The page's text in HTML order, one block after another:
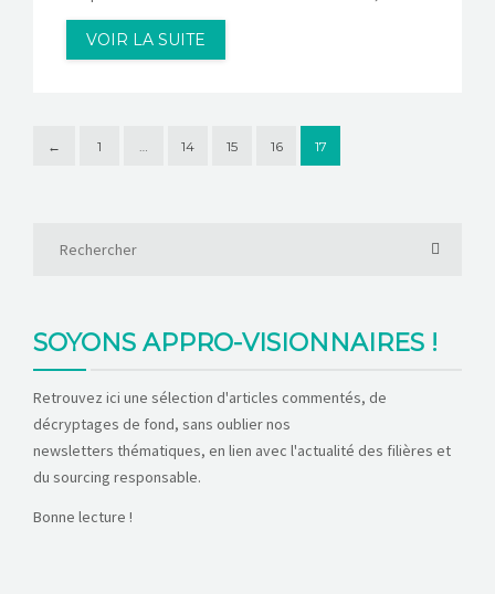
VOIR LA SUITE
← 1 … 14 15 16 17
SOYONS APPRO-VISIONNAIRES !
Retrouvez ici une sélection d'articles commentés, de
décryptages de fond, sans oublier nos
newsletters thématiques, en lien avec l'actualité des filières et
du sourcing responsable.
Bonne lecture !